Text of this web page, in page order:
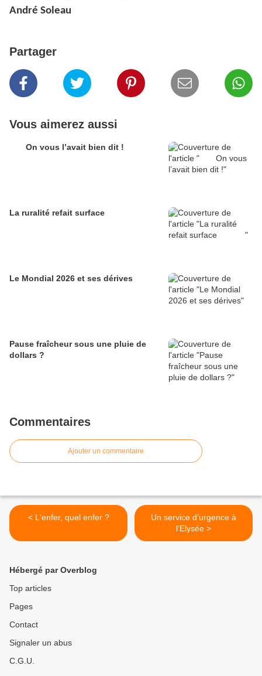
André Soleau
Partager
Vous aimerez aussi
On vous l’avait bien dit !
Le Mondial 2026 et ses dérives
Pause fraîcheur sous une pluie de
dollars ?
Commentaires
Ajouter un commentaire
< L'enfer, quel enfer ?
Un service d’urgence à
l’Elysée >
Hébergé par Overblog
Top articles
Pages
Contact
Signaler un abus
C.G.U.